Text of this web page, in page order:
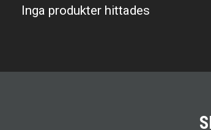
Inga produkter hittades